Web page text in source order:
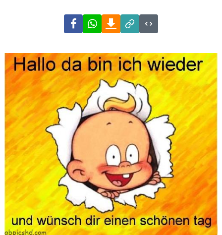
FacebookWhatsAppDownload
Link
Code